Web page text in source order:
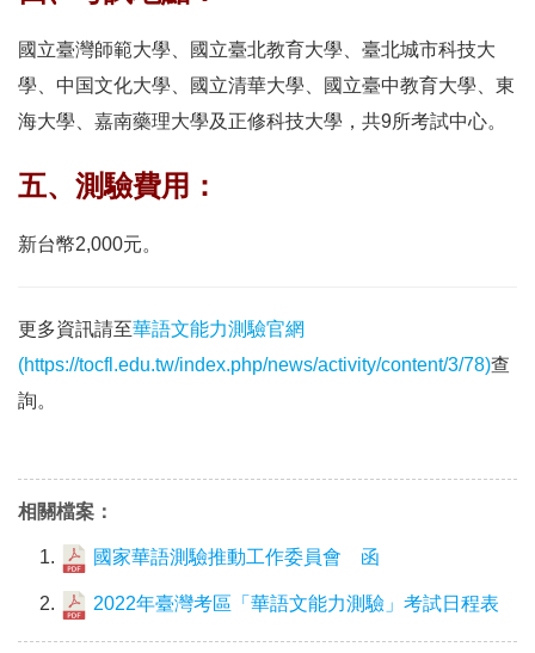
國立臺灣師範大學、國立臺北教育大學、臺北城市科技大
學、中国文化大學、國立清華大學、國立臺中教育大學、東
海大學、嘉南藥理大學及正修科技大學，共9所考試中心。
五、測驗費用：
新台幣2,000元。
更多資訊請至華語文能力測驗官網
(https://tocfl.edu.tw/index.php/news/activity/content/3/78)查
詢。
相關檔案：
國家華語測驗推動工作委員會 函
2022年臺灣考區「華語文能力測驗」考試日程表